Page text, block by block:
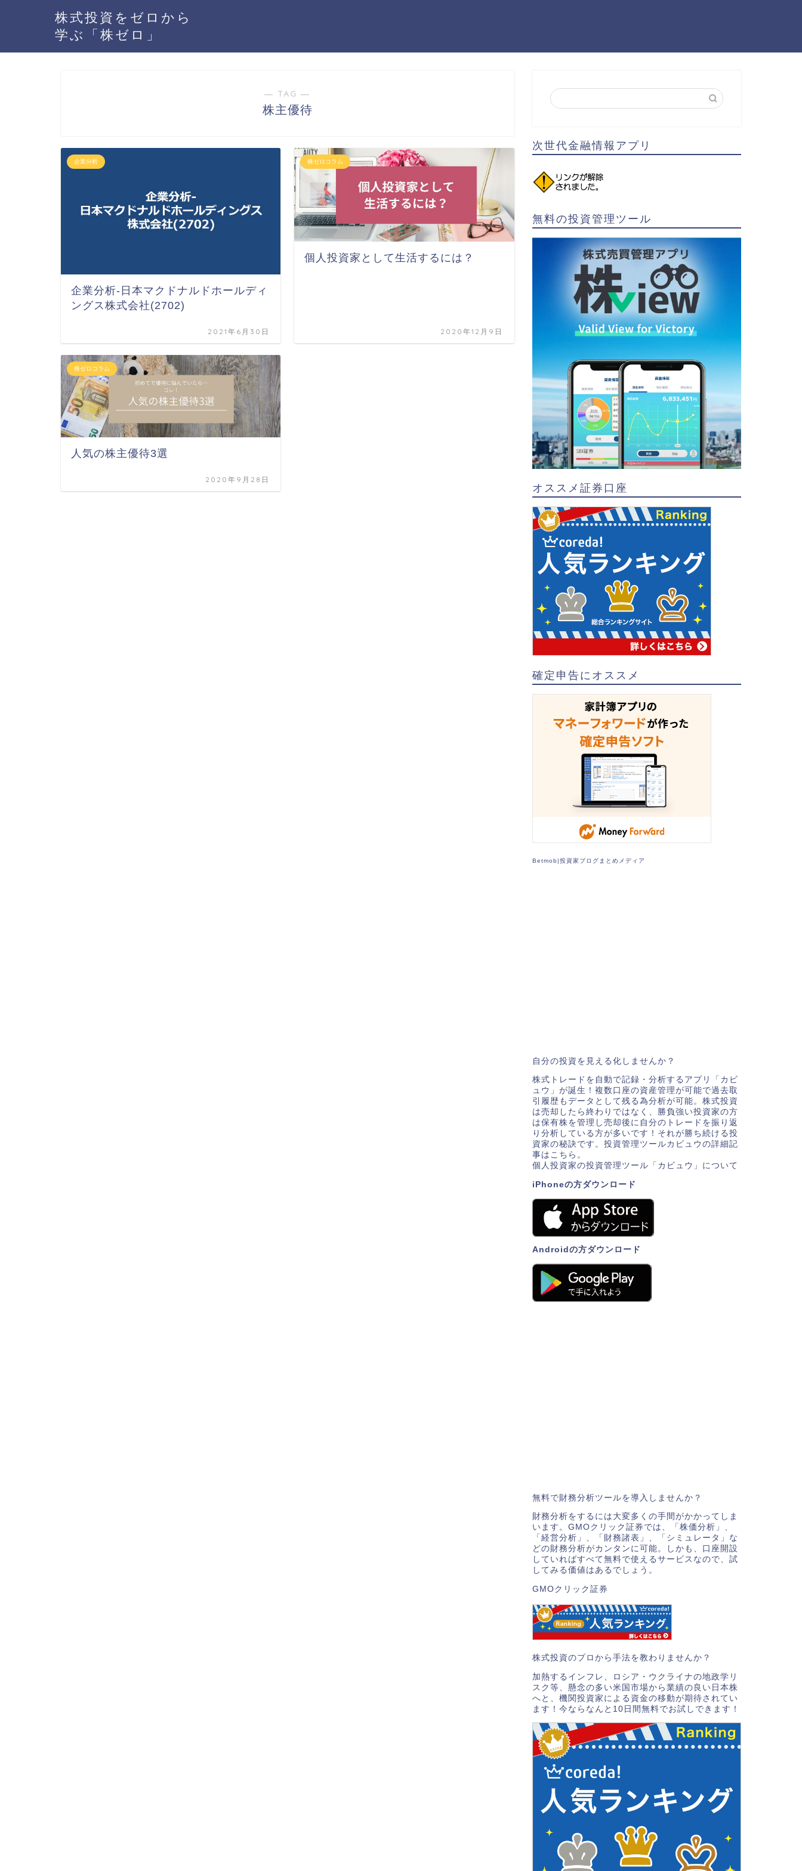
株式投資をゼロから
学ぶ「株ゼロ」
― TAG ―
株主優待
企業分析
企業分析-日本マクドナルドホールディ
ングス株式会社(2702)
2021年6月30日
株ゼロコラム
個人投資家として生活するには？
2020年12月9日
株ゼロコラム
人気の株主優待3選
2020年9月28日
次世代金融情報アプリ
無料の投資管理ツール
オススメ証券口座
確定申告にオススメ
Betmob|投資家ブログまとめメディア
自分の投資を見える化しませんか？
株式トレードを自動で記録・分析するアプリ「カビ
ュウ」が誕生！複数口座の資産管理が可能で過去取
引履歴もデータとして残る為分析が可能。株式投資
は売却したら終わりではなく、勝負強い投資家の方
は保有株を管理し売却後に自分のトレードを振り返
り分析している方が多いです！それが勝ち続ける投
資家の秘訣です。投資管理ツールカビュウの詳細記
事はこちら。
個人投資家の投資管理ツール「カビュウ」について
iPhoneの方ダウンロード
Androidの方ダウンロード
無料で財務分析ツールを導入しませんか？
財務分析をするには大変多くの手間がかかってしま
います。GMOクリック証券では、「株価分析」、
「経営分析」、「財務諸表」、「シミュレータ」な
どの財務分析がカンタンに可能。しかも、口座開設
していればすべて無料で使えるサービスなので、試
してみる価値はあるでしょう。
GMOクリック証券
株式投資のプロから手法を教わりませんか？
加熱するインフレ、ロシア・ウクライナの地政学リ
スク等、懸念の多い米国市場から業績の良い日本株
へと、機関投資家による資金の移動が期待されてい
ます！今ならなんと10日間無料でお試しできます！